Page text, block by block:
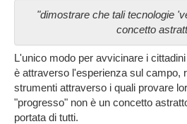
"dimostrare che tali tecnologie
concetto
L'unico modo per avvicinare i cittadini
è attraverso l'esperienza sul campo,
strumenti attraverso i quali provare
"progresso" non è un concetto
portata di tutti.